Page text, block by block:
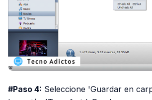
#Paso 4: Seleccione 'Guardar en